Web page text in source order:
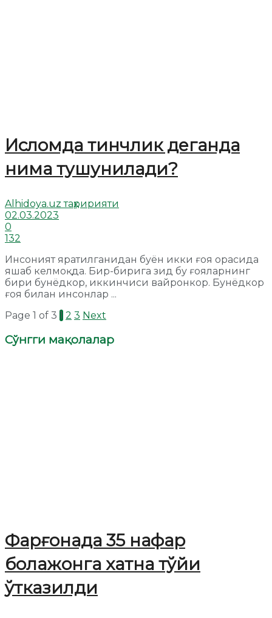
Исломда тинчлик деганда
нима тушунилади?
Alhidoya.uz таҳририяти
02.03.2023
0
132
Инсоният яратилганидан буён икки ғоя орасида
яшаб келмоқда. Бир-бирига зид бу ғояларнинг
бири бунёдкор, иккинчиси вайронкор. Бунёдкор
ғоя билан инсонлар ...
Page 1 of 3 1 2 3 Next
Сўнгги мақолалар
Фарғонада 35 нафар
болажонга хатна тўйи
ўтказилди